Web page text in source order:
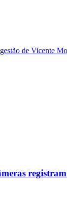
de Vicente